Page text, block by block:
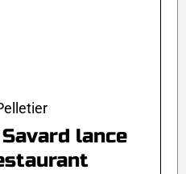
lance